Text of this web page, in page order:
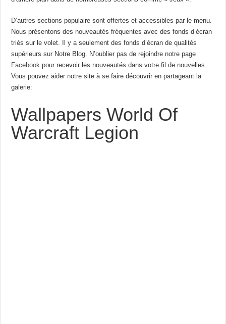
D’autres sections populaire sont offertes et accessibles par le menu.
Nous présentons des nouveautés fréquentes avec des fonds d’écran
triés sur le volet. Il y a seulement des fonds d’écran de qualités
supérieurs sur Notre Blog. N’oublier pas de rejoindre notre page
Facebook pour recevoir les nouveautés dans votre fil de nouvelles.
Vous pouvez aider notre site à se faire découvrir en partageant la
galerie:
Wallpapers World Of
Warcraft Legion